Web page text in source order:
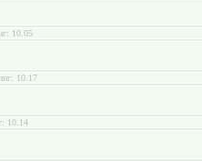
10.05
10.17
10.14